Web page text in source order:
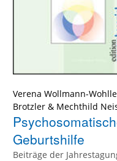
Verena Wollmann-
Brotzler & Mechthild
Geburtshilfe
Beiträge der